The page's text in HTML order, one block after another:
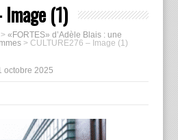
Image (1)
«FORTES» d’Adèle Blais : une
> CULTURE276 – Image (1)
octobre 2025